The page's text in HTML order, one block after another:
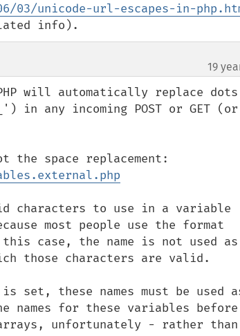
03/unicode-url-escapes-in-
info).
19
will automatically replace dots
any incoming POST or GET (or
to use in a variable
most people use the format
case, the name is not used
those characters are valid.
these names must be used
names for these variables before
unfortunately - rather than